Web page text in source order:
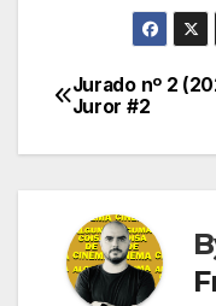
de
Jurado nº 2
Juror #2